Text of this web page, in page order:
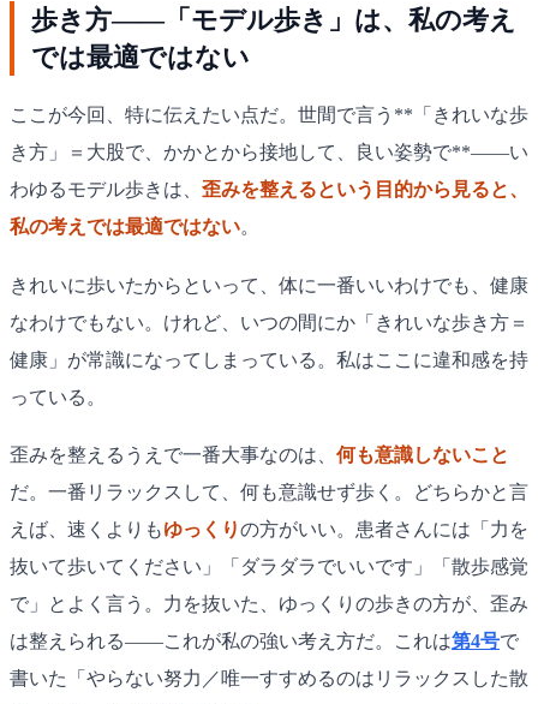
歩き方——「モデル歩き」は、私の考え
では最適ではない
ここが今回、特に伝えたい点だ。世間で言う**「きれいな歩
き方」＝大股で、かかとから接地して、良い姿勢で**——い
わゆるモデル歩きは、 歪みを整えるという目的から見ると、
私の考えでは最適ではない。
きれいに歩いたからといって、体に一番いいわけでも、健康
なわけでもない。けれど、いつの間にか「きれいな歩き方＝
健康」が常識になってしまっている。私はここに違和感を持
っている。
歪みを整えるうえで一番大事なのは、 何も意識しないこと
だ。一番リラックスして、何も意識せず歩く。どちらかと言
えば、速くよりもゆっくりの方がいい。患者さんには「力を
抜いて歩いてください」「ダラダラでいいです」「散歩感覚
で」とよく言う。力を抜いた、ゆっくりの歩きの方が、歪み
は整えられる——これが私の強い考え方だ。これは第4号で
書いた「やらない努力／唯一すすめるのはリラックスした散